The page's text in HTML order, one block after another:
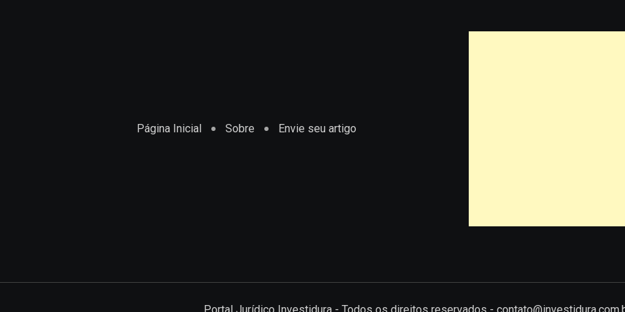
Página Inicial Sobre Envie seu artigo
Portal Jurídico Investidura - Todos os direitos reservados -